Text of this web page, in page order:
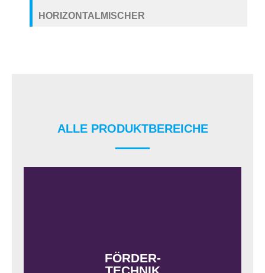
HORIZONTALMISCHER
ALLE PRODUKTBEREICHE
FÖRDER-
TECHNIK